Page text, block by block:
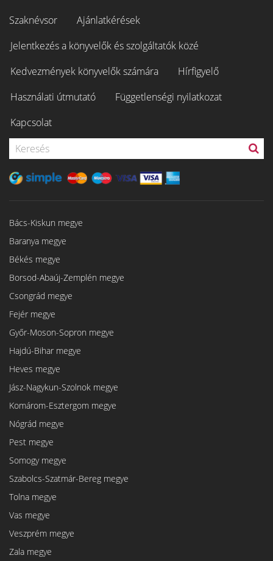
Szaknévsor
Ajánlatkérések
Jelentkezés a könyvelők és szolgáltatók közé
Kedvezmények könyvelők számára
Hírfigyelő
Használati útmutató
Függetlenségi nyilatkozat
Kapcsolat
Bács-Kiskun megye
Baranya megye
Békés megye
Borsod-Abaúj-Zemplén megye
Csongrád megye
Fejér megye
Győr-Moson-Sopron megye
Hajdú-Bihar megye
Heves megye
Jász-Nagykun-Szolnok megye
Komárom-Esztergom megye
Nógrád megye
Pest megye
Somogy megye
Szabolcs-Szatmár-Bereg megye
Tolna megye
Vas megye
Veszprém megye
Zala megye